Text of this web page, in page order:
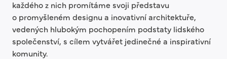
každého z nich promítáme svoji představu
o promyšleném designu a inovativní architektuře,
vedených hlubokým pochopením podstaty lidského
společenství, s cílem vytvářet jedinečné a inspirativní
komunity.